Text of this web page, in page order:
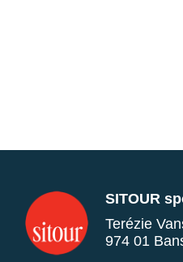
SITOUR
Terézie
974 01